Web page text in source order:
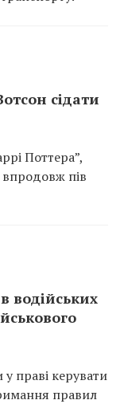
сідати
Поттера”,
впродовж пів
водійських
праві керувати
правил